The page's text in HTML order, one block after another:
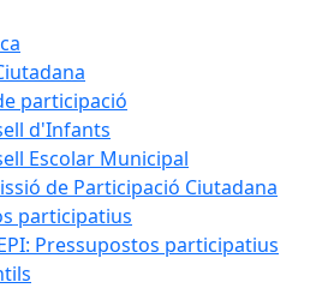
participació
d'Infants
Escolar Municipal
de Participació Ciutadana
participatius
Pressupostos participatius